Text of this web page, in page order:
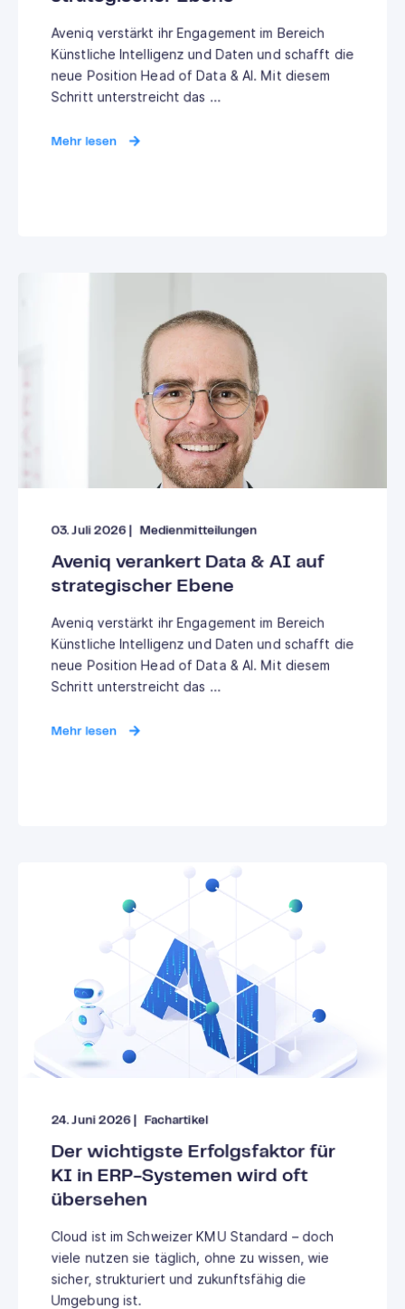
Aveniq verstärkt ihr Engagement im Bereich
Künstliche Intelligenz und Daten und schafft die
neue Position Head of Data & AI. Mit diesem
Schritt unterstreicht das ...
Mehr lesen
03. Juli 2026| Medienmitteilungen
Aveniq verankert Data & AI auf
strategischer Ebene
Aveniq verstärkt ihr Engagement im Bereich
Künstliche Intelligenz und Daten und schafft die
neue Position Head of Data & AI. Mit diesem
Schritt unterstreicht das ...
Mehr lesen
24. Juni 2026| Fachartikel
Der wichtigste Erfolgsfaktor für
KI in ERP-Systemen wird oft
übersehen
Cloud ist im Schweizer KMU Standard – doch
viele nutzen sie täglich, ohne zu wissen, wie
sicher, strukturiert und zukunftsfähig die
Umgebung ist.